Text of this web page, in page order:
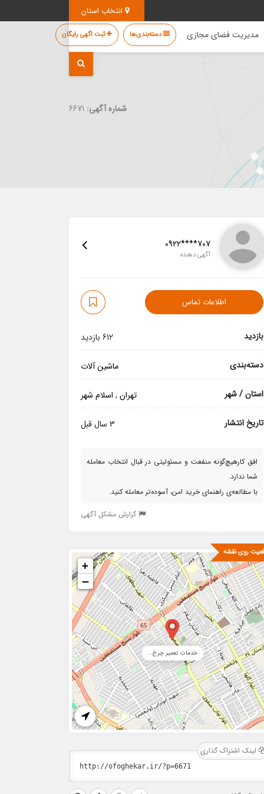
مدیریت فضای مجازی دسته‌بندی‌ها ثبت اگهی رایگان
شماره آگهی: 6671
0922****707
آگهی دهنده
اطلاعات تماس
بازدید 612 بازدید
دسته‌بندی ماشین آلات
استان / شهر تهران , اسلام شهر
تاریخ انتشار 3 سال قبل
افق کارهیچ‌گونه منفعت و مسئولیتی در قبال انتخاب معامله
شما ندارد.
با مطالعه‌ی راهنمای خرید امن، آسوده‌تر معامله کنید.
گزارش مشکل آگهی
روی نقشه
خدمات تعمیر چرخ...
+
−
لینک اشتراک گذاری